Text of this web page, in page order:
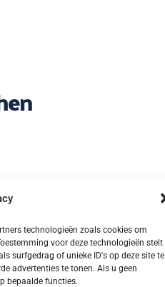
technologieën zoals cookies om
voor deze technologieën stelt
surfgedrag of unieke ID's op deze site te
advertenties te tonen. Als u geen
bepaalde functies.